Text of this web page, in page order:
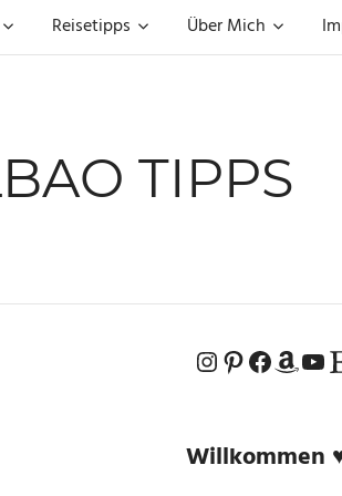
Reisetipps Über Mich
TIPPS
Instagram
Pinterest
Willkommen